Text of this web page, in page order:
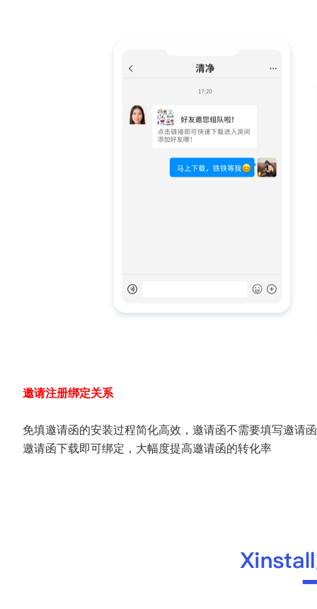
邀请注册绑定关系
免填邀请函的安装过程简化高效，邀请函不需要填写邀请
邀请函下载即可绑定，大幅度提高邀请函的转化率